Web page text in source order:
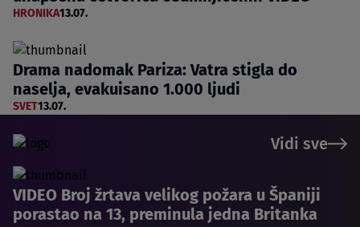
HRONIKA13.07.
Drama nadomak Pariza: Vatra stigla do
naselja, evakuisano 1.000 ljudi
SVET13.07.
Vidi sve
VIDEO Broj žrtava velikog požara u Španiji
porastao na 13, preminula jedna Britanka